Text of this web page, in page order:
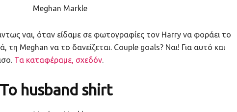
ναι, όταν είδαμε σε φωτογραφίες τον Harry να φοράει το
τη Meghan να το δανείζεται. Couple goals? Ναι! Για αυτό και
Τα καταφέραμε, σχεδόν.
To husband shirt